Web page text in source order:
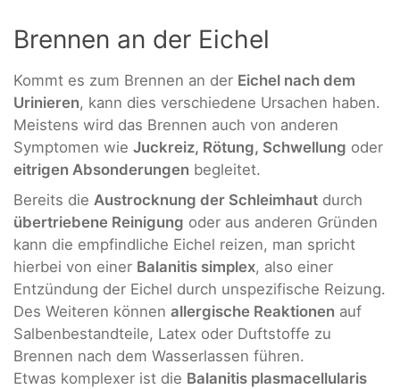
Brennen an der Eichel
Kommt es zum Brennen an der Eichel nach dem
Urinieren, kann dies verschiedene Ursachen haben.
Meistens wird das Brennen auch von anderen
Symptomen wie Juckreiz, Rötung, Schwellung oder
eitrigen Absonderungen begleitet.
Bereits die Austrocknung der Schleimhaut durch
übertriebene Reinigung oder aus anderen Gründen
kann die empfindliche Eichel reizen, man spricht
hierbei von einer Balanitis simplex, also einer
Entzündung der Eichel durch unspezifische Reizung.
Des Weiteren können allergische Reaktionen auf
Salbenbestandteile, Latex oder Duftstoffe zu
Brennen nach dem Wasserlassen führen.
Etwas komplexer ist die Balanitis plasmacellularis